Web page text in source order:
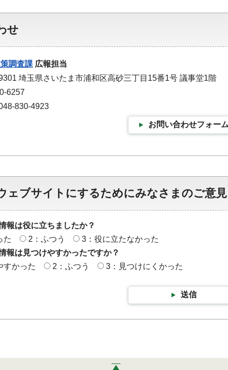
せ
調査課 広報担当
埼玉県さいたま市浦和区高砂三丁目15番1号 議事堂1階
6257
830-4923
お問い合わせフォーム
ェブサイトにするためにみなさまのご意
報は役に立ちましたか？
た
2：ふつう
3：役に立たなかった
報は見つけやすかったですか？
すかった
2：ふつう 3：見つけにくかった
送信